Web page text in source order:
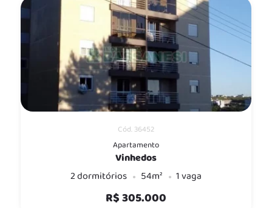
Cód. 36452
Apartamento
Vinhedos
2 dormitórios
54m² 1 vaga
R$ 305.000